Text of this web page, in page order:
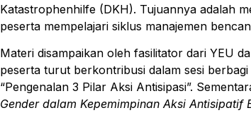
Katastrophenhilfe (DKH). Tujuannya adalah
peserta mempelajari siklus manajemen
Materi disampaikan oleh fasilitator dari YEU
peserta turut berkontribusi dalam sesi
“Pengenalan 3 Pilar Aksi Antisipasi”.
Gender dalam Kepemimpinan Aksi Antisipatif